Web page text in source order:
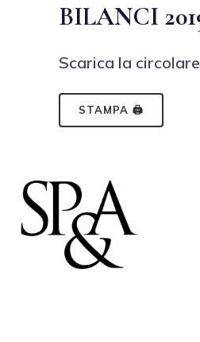
BILANCI
Scarica la
STAMPA 🖨